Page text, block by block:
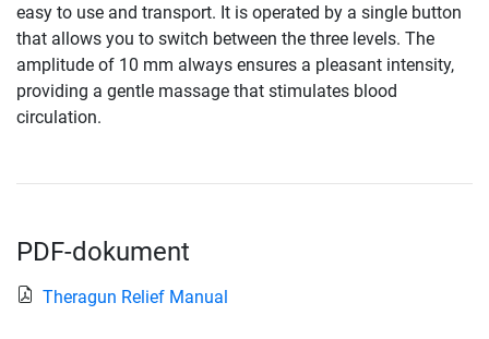
easy to use and transport. It is operated by a single button
that allows you to switch between the three levels. The
amplitude of 10 mm always ensures a pleasant intensity,
providing a gentle massage that stimulates blood
circulation.
PDF-dokument
Theragun Relief Manual